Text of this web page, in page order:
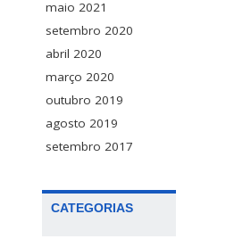
maio 2021
setembro 2020
abril 2020
março 2020
outubro 2019
agosto 2019
setembro 2017
CATEGORIAS